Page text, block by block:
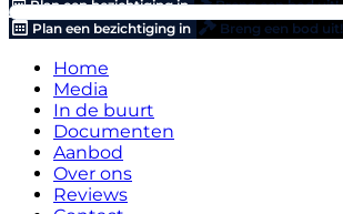
Plan een bezichtiging in Breng een bod uit!
Plan een bezichtiging in
Breng een bod uit!
Home
Media
In de buurt
Documenten
Aanbod
Over ons
Reviews